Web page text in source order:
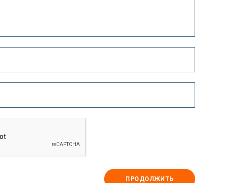
ПРОДОЛЖИТЬ